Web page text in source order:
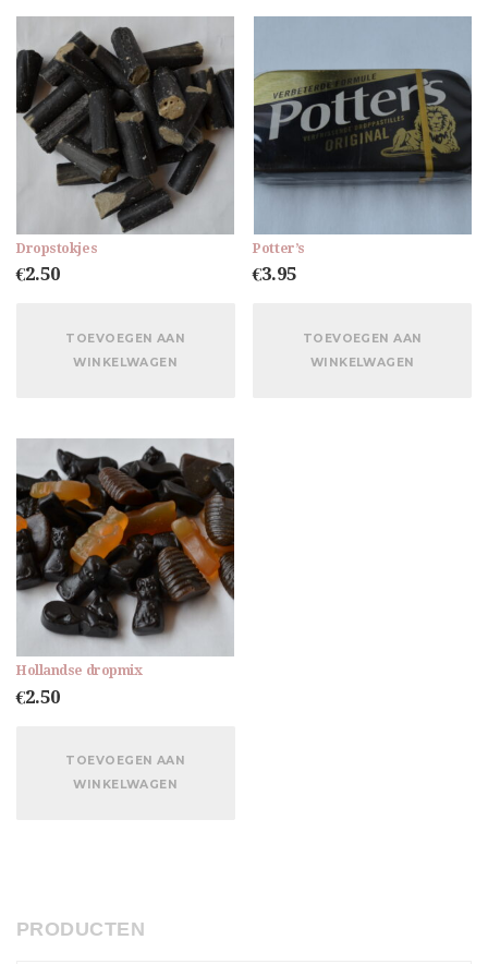
Dropstokjes
€2.50
TOEVOEGEN AAN
WINKELWAGEN
Potter’s
€3.95
TOEVOEGEN AAN
WINKELWAGEN
Hollandse dropmix
€2.50
TOEVOEGEN AAN
WINKELWAGEN
PRODUCTEN